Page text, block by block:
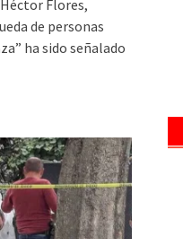
Flores,
de personas
ha sido señalado